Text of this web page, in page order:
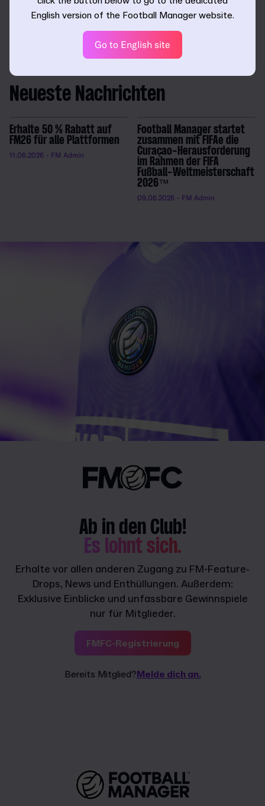
Weitere Informationen zu den Neuerungen in FM23 und
speziellen Feature-Blogs.
Neueste Nachrichten
Erhalte 50 % Rabatt auf
FM26 für alle Plattformen
11.06.2026 - FM Admin
Football Manager startet
zusammen mit FIFAe die
Curaçao-Herausforderung
im Rahmen der FIFA
Fußball-Weltmeisterschaft
2026™
09.06.2026 - FM Admin
Ab in den Club!
Es lohnt sich.
Erhalte vor allen anderen Zugang zu FM-Feature-
Drops, News und Enthüllungen. Außerdem:
Exklusive Einblicke und unfassbare Gewinnspiele
nur für Mitglieder.
FMFC-Registrierung
Bereits Mitglied?Melde dich an.
English version of the Football Manager website.
Go to English site